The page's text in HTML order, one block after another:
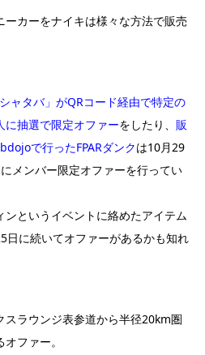
ーカーをナイキは様々な方法で販売
ャタバ」がQRコード経由で特定の
に抽選で限定オファーをしたり、 販
で行ったFPARダンクは10月29
メンバー限定オファーを行ってい
というイベントに絡めたアイテム
日に続いてオファーがあるかも知れ
スラウンジ表参道から半径20km圏
ファー。